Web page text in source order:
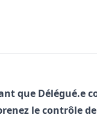
que Délégué.e
le contrôle